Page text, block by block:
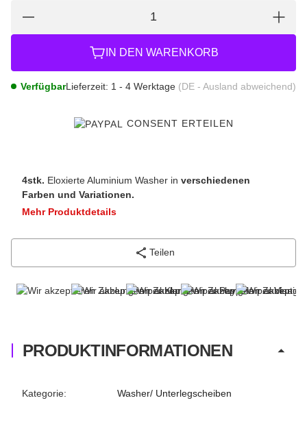
IN DEN WARENKORB
VerfügbarLieferzeit: 1 - 4 Werktage (DE - Ausland abweichend)
CONSENT ERTEILEN
4stk. Eloxierte Aluminium Washer in verschiedenen
Farben und Variationen.
Mehr Produktdetails
Teilen
PRODUKTINFORMATIONEN
Produkteigenschaft
Wert
Kategorie: Washer/ Unterlegscheiben